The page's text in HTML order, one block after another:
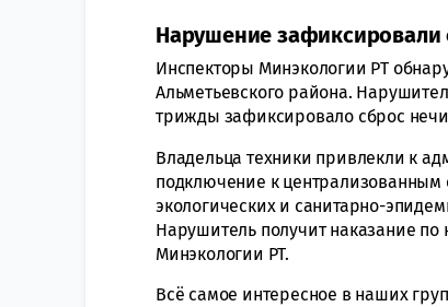
Нарушение
Инспекторы Минэкологии РТ
Альметьевского района.
трижды зафиксировало сброс
Владельца техники привлекли к
подключение к
экологических и санитарно-
Нарушитель получит наказание
Минэкологии РТ.
Всё самое интересное в наших